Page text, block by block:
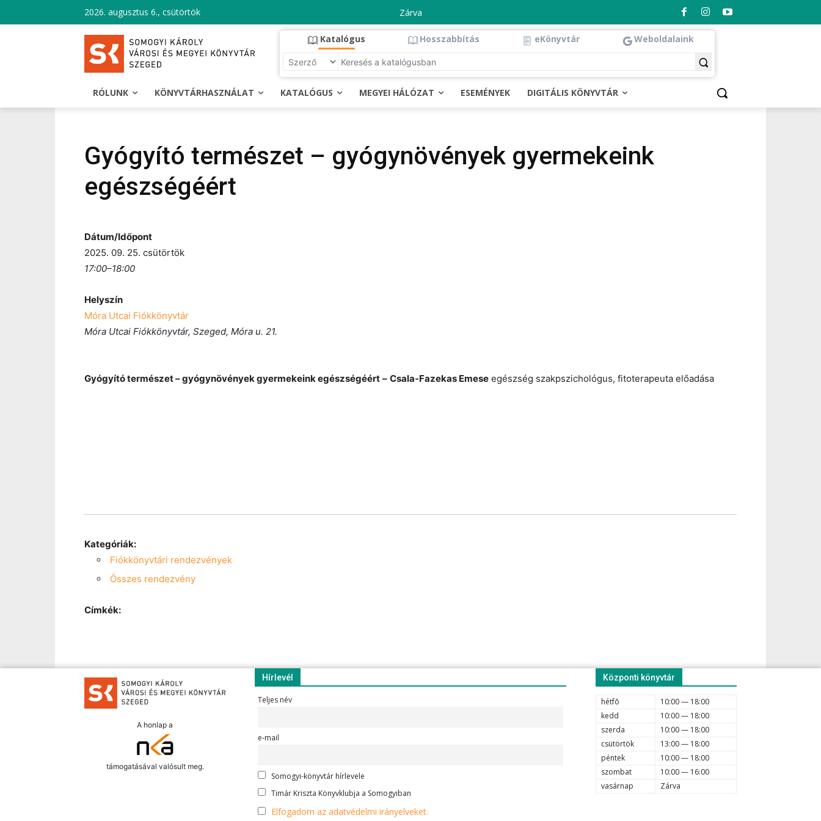
2026. augusztus 6., csütörtök Zárva
Katalógus Hosszabbítás eKönyvtár Weboldalaink
RÓLUNK KÖNYVTÁRHASZNÁLAT KATALÓGUS MEGYEI HÁLÓZAT ESEMÉNYEK DIGITÁLIS KÖNYVTÁR
Gyógyító természet – gyógynövények gyermekeink
egészségéért
Dátum/Időpont
2025. 09. 25. csütörtök
17:00–18:00
Helyszín
Móra Utcai Fiókkönyvtár
Móra Utcai Fiókkönyvtár, Szeged, Móra u. 21.
Gyógyító természet – gyógynövények gyermekeink egészségéért – Csala-Fazekas Emese egészség szakpszichológus, fitoterapeuta előadása
Kategóriák:
Fiókkönyvtári rendezvények
Összes rendezvény
Címkék:
A honlap a
támogatásával valósult meg.
Hírlevél
Teljes név
e-mail
Somogyi-könyvtár hírlevele
Timár Kriszta Könyvklubja a Somogyiban
Elfogadom az adatvédelmi irányelveket.
Központi könyvtár
hétfõ
10:00 — 18:00
kedd
10:00 — 18:00
szerda
10:00 — 18:00
csütörtök
13:00 — 18:00
péntek
10:00 — 18:00
szombat
10:00 — 16:00
vasárnap
Zárva